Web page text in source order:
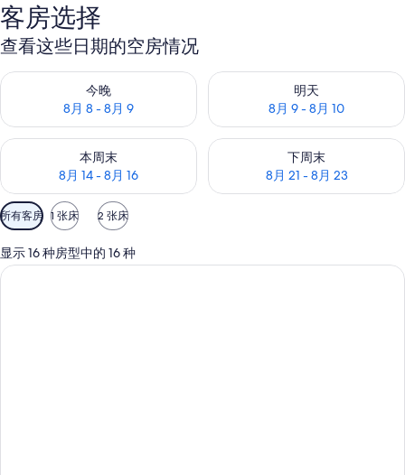
照
片
库
客房选择
查看这些日期的空房情况
今晚
8月 8 - 8月 9
查看今晚的空房情况：8月 8 - 8月 9
明天
8月 9 - 8月 10
查看明天的空房情况：8月 9 -
本周末
8月 14 - 8月 16
查看本周末的空房情况：8月 14 - 8月 16
下周末
8月 21 - 8月 23
查看下周末的空房情况：8月
可
用
的
客
所有客房 1 张床 2 张床
显示 16 种房型中的 16 种